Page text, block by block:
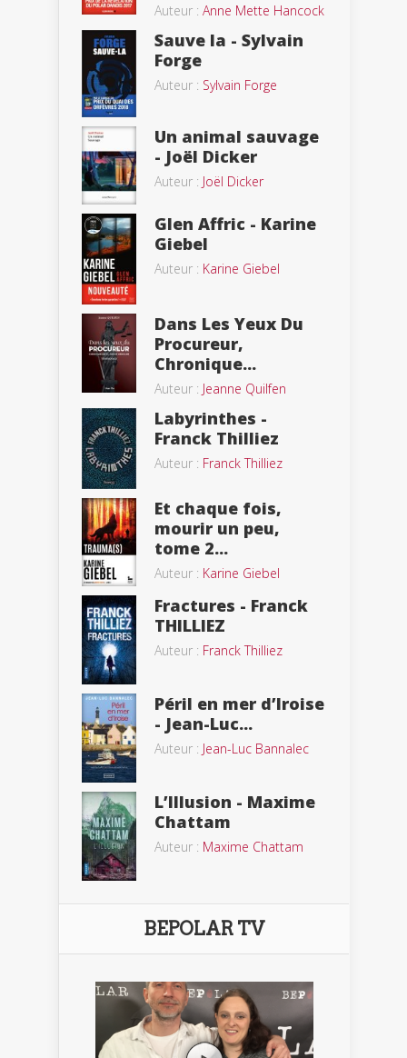
Auteur : Anne Mette Hancock
Sauve la - Sylvain
Forge
Auteur : Sylvain Forge
Un animal sauvage
- Joël Dicker
Auteur : Joël Dicker
Glen Affric - Karine
Giebel
Auteur : Karine Giebel
Dans Les Yeux Du
Procureur,
Chronique...
Auteur : Jeanne Quilfen
Labyrinthes -
Franck Thilliez
Auteur : Franck Thilliez
Et chaque fois,
mourir un peu,
tome 2...
Auteur : Karine Giebel
Fractures - Franck
THILLIEZ
Auteur : Franck Thilliez
Péril en mer d’Iroise
- Jean-Luc...
Auteur : Jean-Luc Bannalec
L’Illusion - Maxime
Chattam
Auteur : Maxime Chattam
BEPOLAR TV